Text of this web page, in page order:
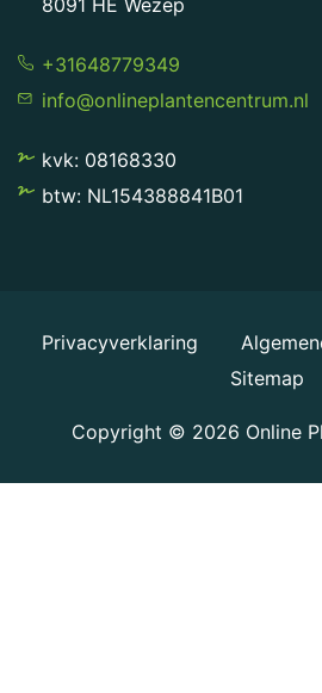
+31648779349
info@onlineplantencentrum.nl
kvk: 08168330
btw: NL154388841B01
Privacyverklaring
Sitemap
Copyright © 2026 Online